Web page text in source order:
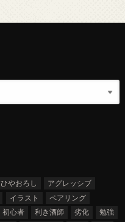
ひやおろし
アグレッシブ
イラスト
ペアリング
初心者 利き酒師 劣化 勉強